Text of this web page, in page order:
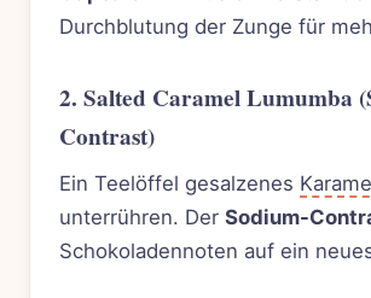
Durchblutung der Zunge für
2. Salted Caramel Lumumba
Contrast)
Ein Teelöffel gesalzenes
unterrühren. Der Sodium-
Schokoladennoten auf ein